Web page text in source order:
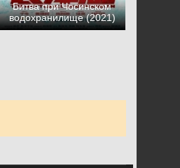
Битва при Чосинском
водохранилище (2021)